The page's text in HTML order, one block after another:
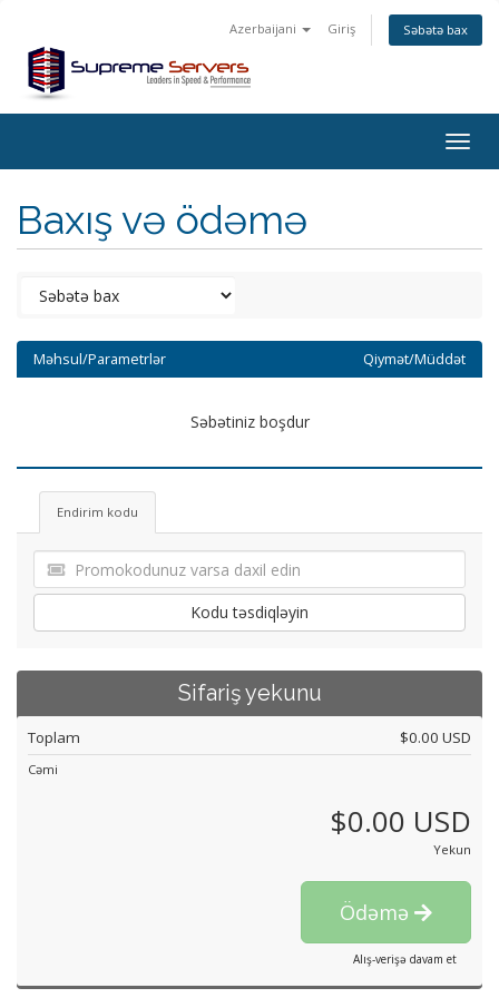
Azerbaijani Giriş Səbətə bax
Baxış və ödəmə
Məhsul/Parametrlər Qiymət/Müddət
Səbətiniz boşdur
Endirim kodu
Kodu təsdiqləyin
Sifariş yekunu
Toplam $0.00 USD
Cəmi
$0.00 USD
Yekun
Ödəmə
Alış-verişə davam et